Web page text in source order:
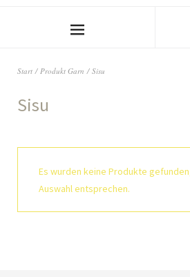
Start / Produkt Garn / Sisu
Sisu
Es wurden keine Produkte
Auswahl entsprechen.